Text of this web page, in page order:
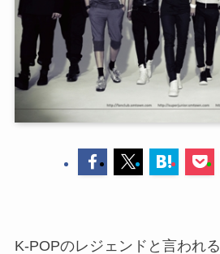
K-POPのレジェンドと言われる